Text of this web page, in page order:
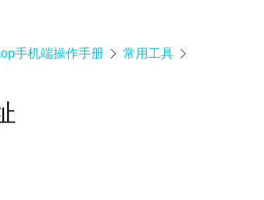
手机端操作手册  常用工具 